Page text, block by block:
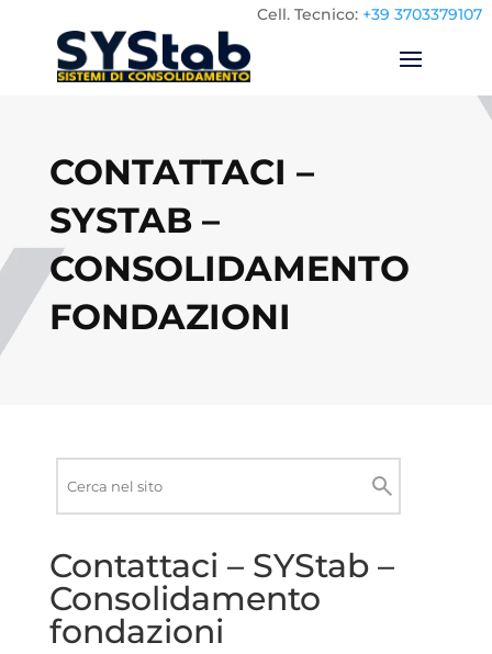
Cell. Tecnico: +39 3703379107
CONTATTACI –
SYSTAB –
CONSOLIDAMENTO
FONDAZIONI
sito
Cerca
Contattaci – SYStab –
Consolidamento
fondazioni